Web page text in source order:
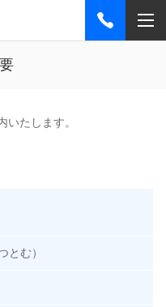
いたします。
む）